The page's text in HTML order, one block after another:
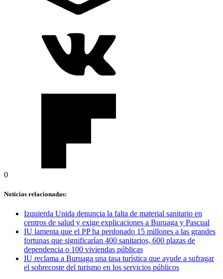
0
Noticias relacionadas:
Izquierda Unida denuncia la falta de material sanitario en
centros de salud y exige explicaciones a Buruaga y Pascual
IU lamenta que el PP ha perdonado 15 millones a las grandes
fortunas que significarían 400 sanitarios, 600 plazas de
dependencia o 100 viviendas públicas
IU reclama a Buruaga una tasa turística que ayude a sufragar
el sobrecoste del turismo en los servicios públicos